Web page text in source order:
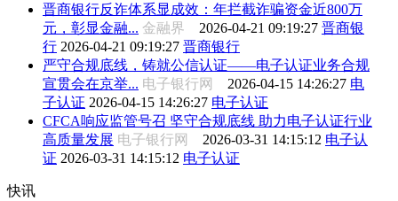
晋商银行反诈体系显成效：年拦截诈骗资金近800万
元，彰显金融... 金融界 2026-04-21 09:19:27 晋商银
行 2026-04-21 09:19:27 晋商银行
严守合规底线，铸就公信认证——电子认证业务合规
宣贯会在京举... 电子银行网 2026-04-15 14:26:27 电
子认证 2026-04-15 14:26:27 电子认证
CFCA响应监管号召 坚守合规底线 助力电子认证行业
高质量发展 电子银行网 2026-03-31 14:15:12 电子认
证 2026-03-31 14:15:12 电子认证
快讯